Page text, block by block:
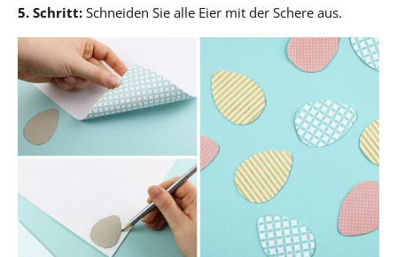
5. Schritt: Schneiden Sie alle Eier mit der Schere aus.